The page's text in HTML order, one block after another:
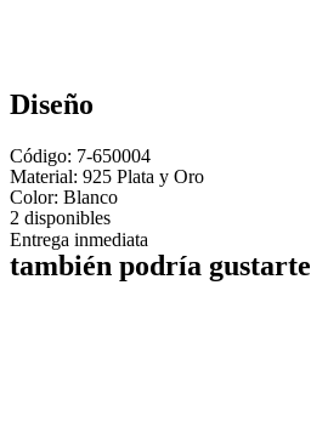
Diseño
Código: 7-650004
Material: 925 Plata y Oro
Color: Blanco
2 disponibles
Entrega inmediata
también podría gustarte